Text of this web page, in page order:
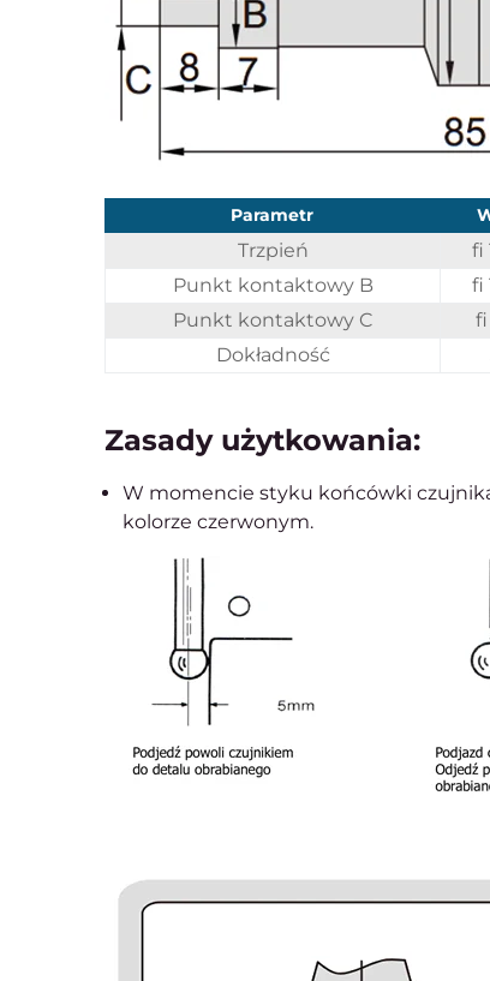
Parametr
Trzpień
fi
Punkt kontaktowy B
fi
Punkt kontaktowy C
Dokładność
Zasady użytkowania:
W momencie styku końcówki
kolorze czerwonym.